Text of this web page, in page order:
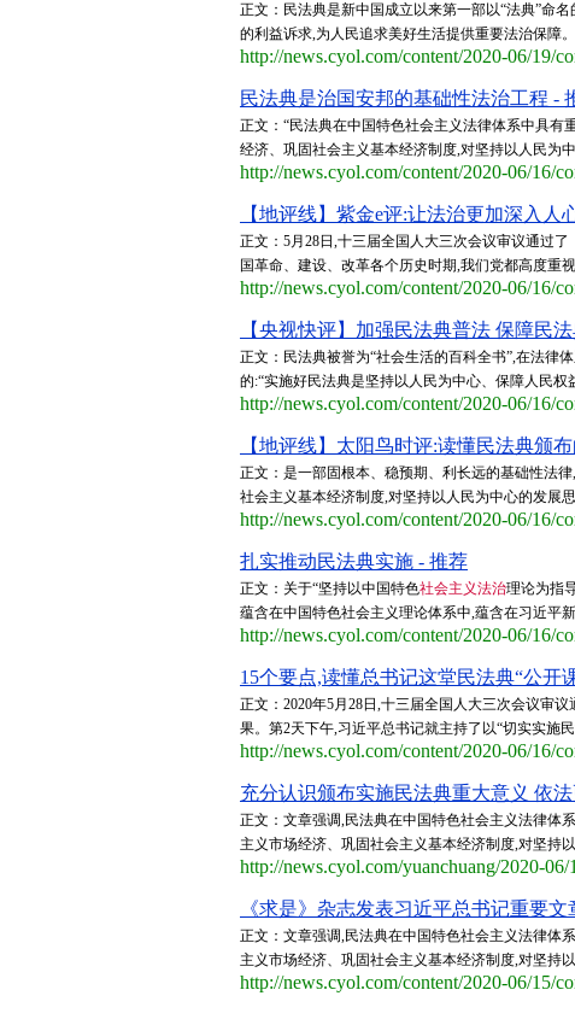
正文：民法典是新中国成立以来第一部以“法典”命名
的利益诉求,为人民追求美好生活提供重要法治保障
http://news.cyol.com/content/2020-06/19/
民法典是治国安邦的基础性法治工程 -
正文：“民法典在中国特色社会主义法律体系中具
经济、巩固社会主义基本经济制度,对坚持以人民为
http://news.cyol.com/content/2020-06/16/
【地评线】紫金e评:让法治更加深入人
正文：5月28日,十三届全国人大三次会议审议通过
国革命、建设、改革各个历史时期,我们党都高度重
http://news.cyol.com/content/2020-06/16/
【央视快评】加强民法典普法 保障民
正文：民法典被誉为“社会生活的百科全书”,在法律
的:“实施好民法典是坚持以人民为中心、保障人民
http://news.cyol.com/content/2020-06/16/
【地评线】太阳鸟时评:读懂民法典颁
正文：是一部固根本、稳预期、利长远的基础性法
社会主义基本经济制度,对坚持以人民为中心的发展
http://news.cyol.com/content/2020-06/16/
扎实推动民法典实施 - 推荐
正文：关于“坚持以中国特色社会主义法治理论为指
蕴含在中国特色社会主义理论体系中,蕴含在习近平
http://news.cyol.com/content/2020-06/16/
15个要点,读懂总书记这堂民法典“公开
正文：2020年5月28日,十三届全国人大三次会议审
果。第2天下午,习近平总书记就主持了以“切实实施
http://news.cyol.com/content/2020-06/16/
充分认识颁布实施民法典重大意义 依
正文：文章强调,民法典在中国特色社会主义法律体
主义市场经济、巩固社会主义基本经济制度,对坚持
http://news.cyol.com/yuanchuang/2020-
《求是》杂志发表习近平总书记重要
正文：文章强调,民法典在中国特色社会主义法律体
主义市场经济、巩固社会主义基本经济制度,对坚持
http://news.cyol.com/content/2020-06/15/